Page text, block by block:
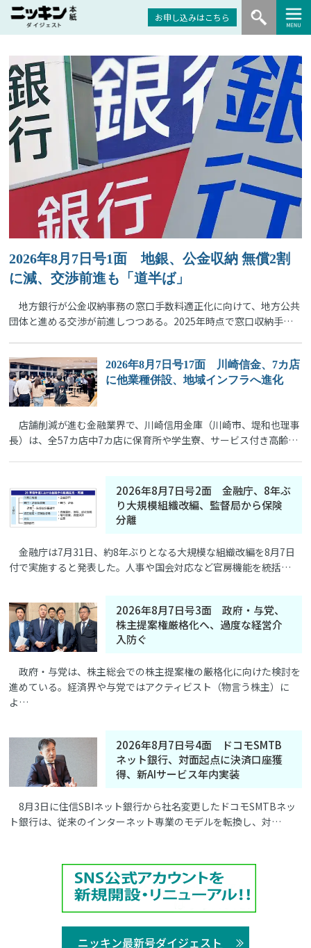
お申し込みはこちら
2026年8月7日号1面 地銀、公金収納 無償2割
に減、交渉前進も「道半ば」
地方銀行が公金収納事務の窓口手数料適正化に向けて、地方公共
団体と進める交渉が前進しつつある。2025年時点で窓口収納手…
2026年8月7日号17面 川崎信金、7カ店
に他業種併設、地域インフラへ進化
店舗削減が進む金融業界で、川崎信用金庫（川崎市、堤和也理事
長）は、全57カ店中7カ店に保育所や学生寮、サービス付き高齢…
2026年8月7日号2面 金融庁、8年ぶ
り大規模組織改編、監督局から保険
分離
金融庁は7月31日、約8年ぶりとなる大規模な組織改編を8月7日
付で実施すると発表した。人事や国会対応など官房機能を統括…
2026年8月7日号3面 政府・与党、
株主提案権厳格化へ、過度な経営介
入防ぐ
政府・与党は、株主総会での株主提案権の厳格化に向けた検討を
進めている。経済界や与党ではアクティビスト（物言う株主）に
よ…
2026年8月7日号4面 ドコモSMTB
ネット銀行、対面起点に決済口座獲
得、新AIサービス年内実装
8月3日に住信SBIネット銀行から社名変更したドコモSMTBネッ
ト銀行は、従来のインターネット専業のモデルを転換し、対…
ニッキン最新号ダイジェスト